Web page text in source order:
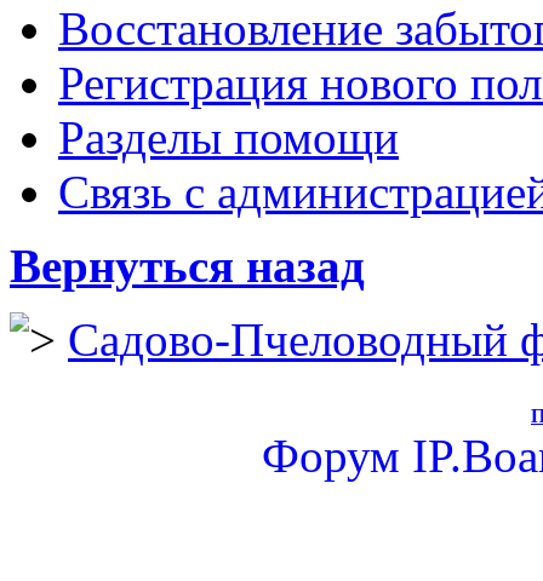
Восстановление
Регистрация нового
Разделы помощи
Связь с
Вернуться назад
Садово-Пчеловодный
Форум